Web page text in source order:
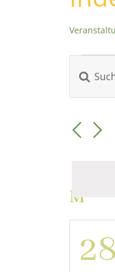
Bitte
Suche
nach
von
M
0
28